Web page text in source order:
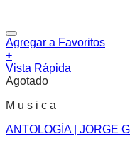
Agregar a Favoritos
+
Vista Rápida
Agotado
M u s i c a
ANTOLOGÍA | JORGE